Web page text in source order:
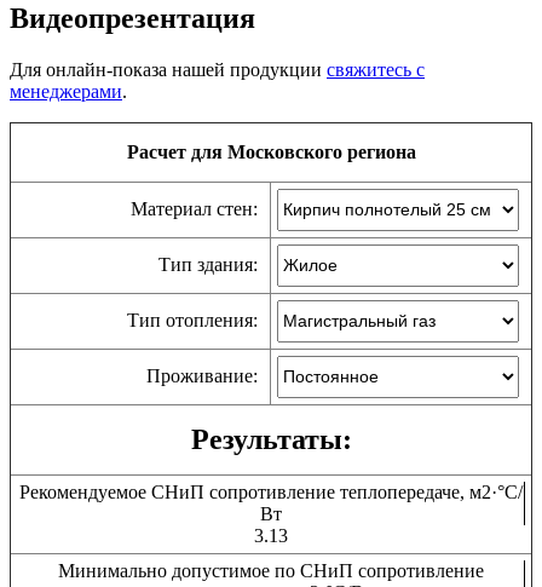
Видеопрезентация
Для онлайн-показа нашей продукции свяжитесь с
менеджерами.
Расчет для Московского региона
Материал стен:
Тип здания:
Тип отопления:
Проживание:
Результаты:
Рекомендуемое СНиП сопротивление теплопередаче, м2·°C/
Вт
3.13
Минимально допустимое по СНиП сопротивление